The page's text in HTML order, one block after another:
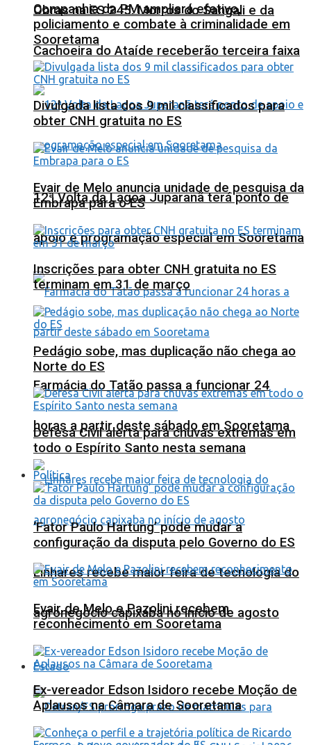
Obras na ES 245: Morros do Sangali e da
Cachoeira do Ataíde receberão terceira faixa
12ª Volta da Lagoa Juparanã terá ponto de
apoio e programação especial em Sooretama
Farmácia do Tatão passa a funcionar 24
horas a partir deste sábado em Sooretama
Linhares recebe maior feira de tecnologia do
agronegócio capixaba no início de agosto
Estado
Companhia da PM ampliará efetivo,
policiamento e combate à criminalidade em
Sooretama
Divulgada lista dos 9 mil classificados para
obter CNH gratuita no ES
Evair de Melo anuncia unidade de pesquisa da
Embrapa para o ES
Inscrições para obter CNH gratuita no ES
terminam em 31 de março
Pedágio sobe, mas duplicação não chega ao
Norte do ES
Defesa Civil alerta para chuvas extremas em
todo o Espírito Santo nesta semana
Política
‘Fator Paulo Hartung’ pode mudar a
configuração da disputa pelo Governo do ES
Evair de Melo e Pazolini recebem
reconhecimento em Sooretama
Ex-vereador Edson Isidoro recebe Moção de
Aplausos na Câmara de Sooretama